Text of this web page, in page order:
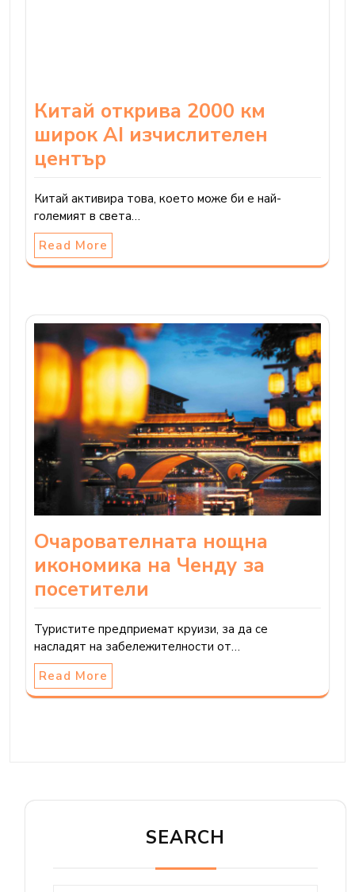
Китай открива 2000 км
широк AI изчислителен
център
Китай активира това, което може би е най-
големият в света…
Read More
Очарователната нощна
икономика на Ченду за
посетители
Туристите предприемат круизи, за да се
насладят на забележителности от…
Read More
SEARCH